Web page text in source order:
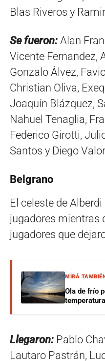
Blas Riveros y
Se fueron: Alan
Vicente Fernandez,
Gonzalo Álvez,
Christian Oliva,
Joaquín Blázquez,
Nahuel Tenaglia,
Federico Girotti,
Santos y Diego
Belgrano
El celeste de
jugadores mientras
jugadores que
MIRÁ TAMBIÉN
Ola de frío
Llegaron: Pablo
Lautaro Pastrán,